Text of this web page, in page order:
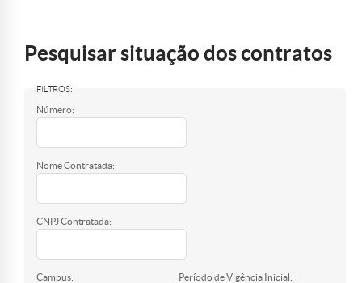
Pesquisar situação dos contratos
Número:
Nome Contratada:
CNPJ Contratada:
Campus: Período de Vigência Inicial: